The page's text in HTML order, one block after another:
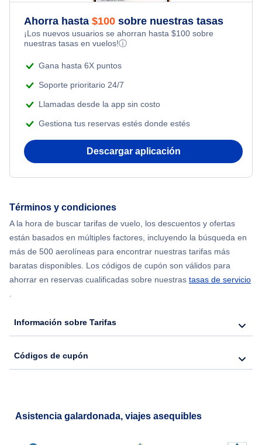
Flights Under $199
Flights from Toronto to Shanghai
Flights from Nueva York to Tel Aviv
Flights from Nueva York to Atenas
Flights from Shanghai to Nueva York
Flights from Delhi to Nueva York
Flights from Chicago to Delhi
Flights from Nueva York to Seúl
Flights from Nueva York to Barcelona
Romantic Vacations
Adventure Vacations
Beach Vacations
Ahorra hasta $100 sobre nuestras tasas
¡Los nuevos usuarios se ahorran hasta $100 sobre
nuestras tasas en vuelos!ⓘ
Gana hasta 6X puntos
Soporte prioritario 24/7
Llamadas desde la app sin costo
Gestiona tus reservas estés donde estés
Descargar aplicación
Términos y condiciones
A la hora de buscar tarifas de vuelo, los descuentos y ofertas
están basados en múltiples factores, incluyendo la búsqueda en
más de 500 aerolíneas para encontrar nuestras tarifas más
baratas disponibles. Los códigos de cupón son válidos para
ahorrar en reservas cualificadas sobre nuestras tasas de servicio
.
Información sobre Tarifas
Códigos de cupón
Asistencia galardonada, viajes asequibles